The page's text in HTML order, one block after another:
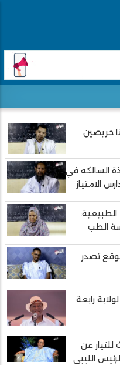
حريصين
السالكه في
الامتياز
الطبيعية:
الطب
تصدر
رابعة
للتيار عن
الليبي